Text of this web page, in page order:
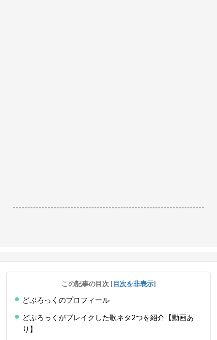
------------------------------------------------------------------
この記事の目次 [目次を非表示]
どぶろっくのプロフィール
どぶろっくがブレイクした歌ネタ2つを紹介【動画あ
り】